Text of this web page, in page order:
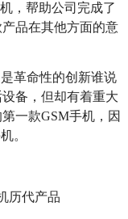
，帮助公司完成了
品在其他方面的意
革命性的创新谁说
备，但却有着重大
一款GSM手机，因
。